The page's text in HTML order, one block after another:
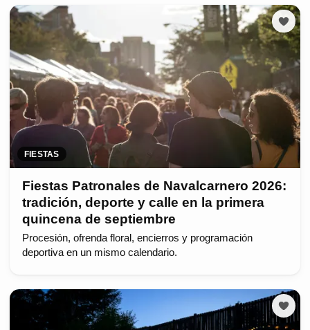
FIESTAS
Fiestas Patronales de Navalcarnero 2026:
tradición, deporte y calle en la primera
quincena de septiembre
Procesión, ofrenda floral, encierros y programación
deportiva en un mismo calendario.